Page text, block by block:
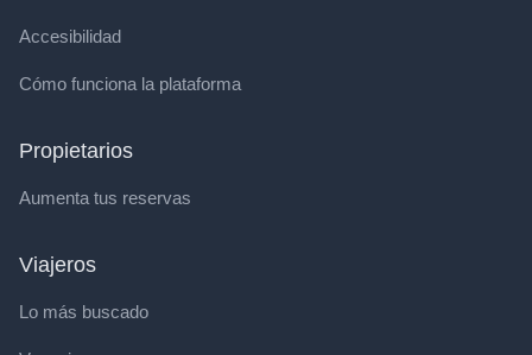
Accesibilidad
Cómo funciona la plataforma
Propietarios
Aumenta tus reservas
Viajeros
Lo más buscado